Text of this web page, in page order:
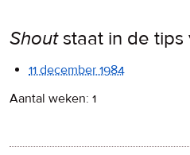
Shoutstaat in de tips
11 december 1984
Aantal weken: 1